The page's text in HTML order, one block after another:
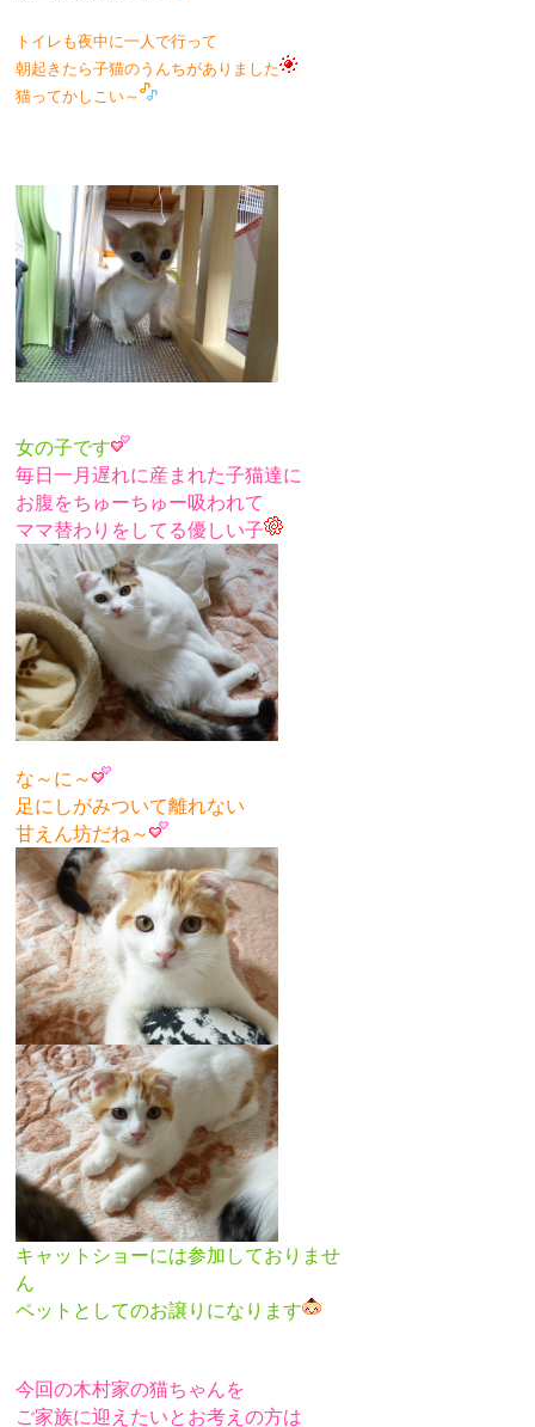
トイレも夜中に一人で行って
朝起きたら子猫のうんちがありました
猫ってかしこい～
女の子です
毎日一月遅れに産まれた子猫達に
お腹をちゅーちゅー吸われて
ママ替わりをしてる優しい子
な～に～
足にしがみついて離れない
甘えん坊だね～
キャットショーには参加しておりませ
ん
ペットとしてのお譲りになります
今回の木村家の猫ちゃんを
ご家族に迎えたいとお考えの方は